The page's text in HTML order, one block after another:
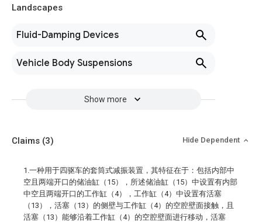
Landscapes
Fluid-Damping Devices
Vehicle Body Suspensions
Show more
Claims (3) Hide Dependent
1.一种用于四驱车的套筒式减振装置，其特征在于：包括内部中
空且两端开口的储油缸（15），所述储油缸（15）中设置有内部
中空且两端开口的工作缸（4），工作缸（4）中设置有活塞
（13），活塞（13）的侧壁与工作缸（4）的空腔壁面接触，且
活塞（13）能够沿着工作缸（4）的空腔壁面进行移动，活塞